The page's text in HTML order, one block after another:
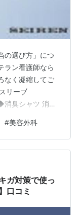
の選び方」につ
ラン看護師なら
なく凝縮してご
リーブ
臭シャツ 消臭
ース 接触冷感
を見る ネット
ページを見てい
失敗しないた
ので、これか
#美容外科
ガ対策で使っ
口コミ